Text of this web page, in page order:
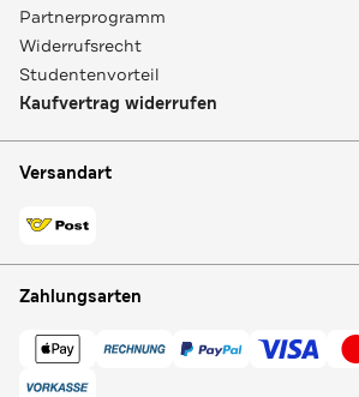
Partnerprogramm
Widerrufsrecht
Studentenvorteil
Kaufvertrag widerrufen
Versandart
Zahlungsarten